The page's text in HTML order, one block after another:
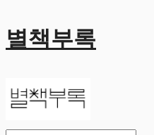
별책부록